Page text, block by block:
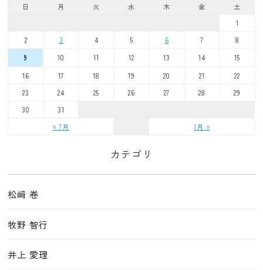
日
月 火 水 木 金 土
« 7月 1月 »
1
2
3 4 5 6 7
8
9
10 11 12 13 14
15
16
17 18 19 20 21
22
23
24 25 26 27 28
29
30
31
カテゴリ
松﨑 卷
牧野 智行
井上 愛理